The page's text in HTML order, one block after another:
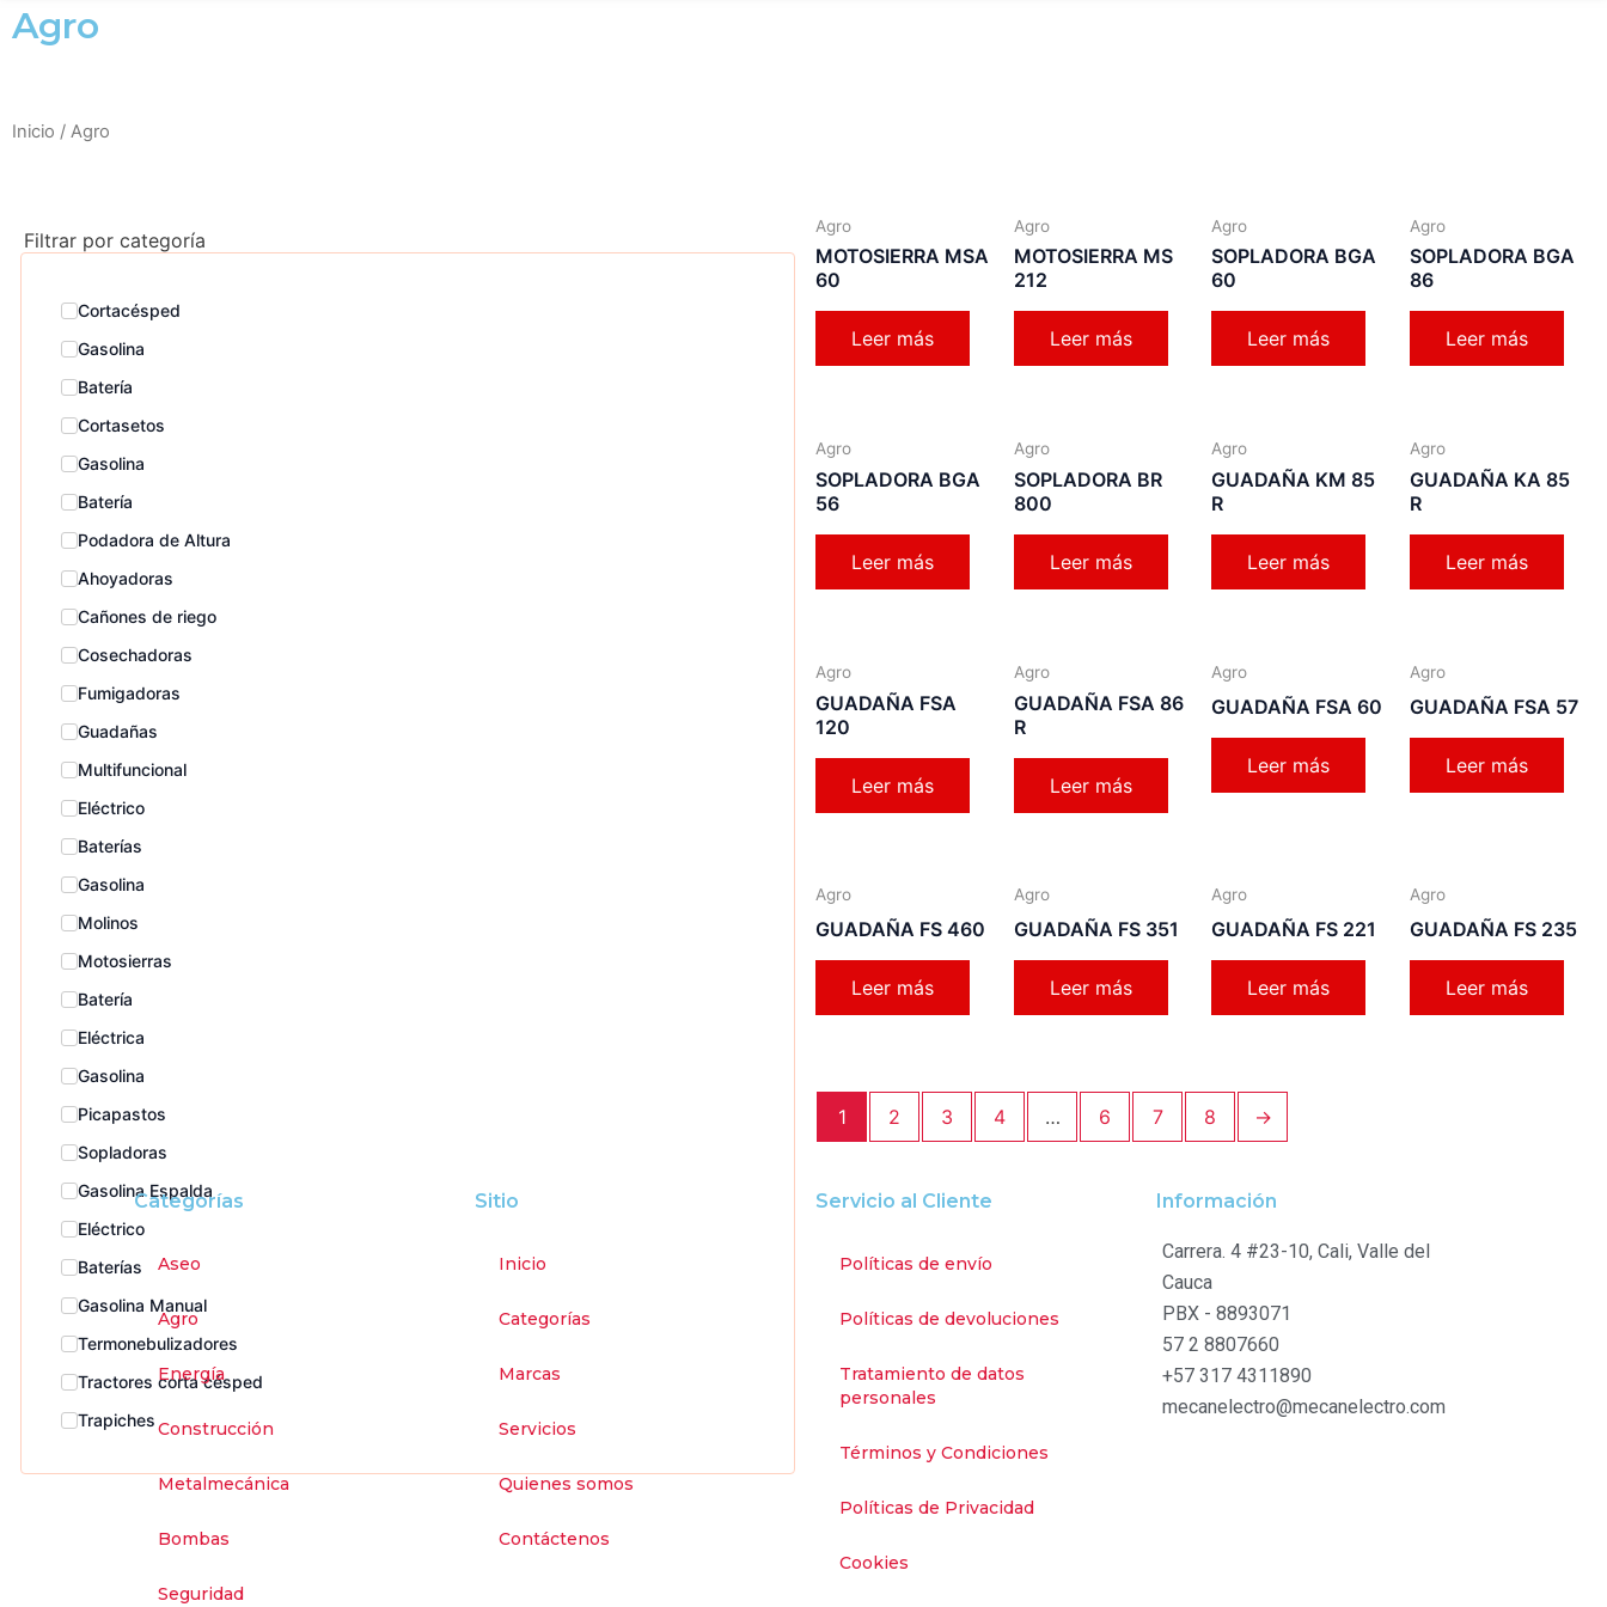
Agro
Inicio / Agro
Filtrar por categoría
Cortacésped
Gasolina
Batería
Cortasetos
Gasolina
Batería
Podadora de Altura
Ahoyadoras
Cañones de riego
Cosechadoras
Fumigadoras
Guadañas
Multifuncional
Eléctrico
Baterías
Gasolina
Molinos
Motosierras
Batería
Eléctrica
Gasolina
Picapastos
Sopladoras
Gasolina Espalda
Eléctrico
Baterías
Gasolina Manual
Termonebulizadores
Tractores corta césped
Trapiches
Agro
MOTOSIERRA MSA
60
Leer más
Agro
MOTOSIERRA MS
212
Leer más
Agro
SOPLADORA BGA
60
Leer más
Agro
SOPLADORA BGA
86
Leer más
Agro
SOPLADORA BGA
56
Leer más
Agro
SOPLADORA BR
800
Leer más
Agro
GUADAÑA KM 85
R
Leer más
Agro
GUADAÑA KA 85
R
Leer más
Agro
GUADAÑA FSA
120
Leer más
Agro
GUADAÑA FSA 86
R
Leer más
Agro
GUADAÑA FSA 60
Leer más
Agro
GUADAÑA FSA 57
Leer más
Agro
GUADAÑA FS 460
Leer más
Agro
GUADAÑA FS 351
Leer más
Agro
GUADAÑA FS 221
Leer más
Agro
GUADAÑA FS 235
Leer más
1 2 3 4 … 6 7 8 →
Categorías
Aseo
Agro
Energía
Construcción
Metalmecánica
Bombas
Seguridad
Sitio
Inicio
Categorías
Marcas
Servicios
Quienes somos
Contáctenos
Servicio al Cliente
Políticas de envío
Políticas de devoluciones
Tratamiento de datos
personales
Términos y Condiciones
Políticas de Privacidad
Cookies
Información
Carrera. 4 #23-10, Cali, Valle del
Cauca
PBX - 8893071
57 2 8807660
+57 317 4311890
mecanelectro@mecanelectro.com